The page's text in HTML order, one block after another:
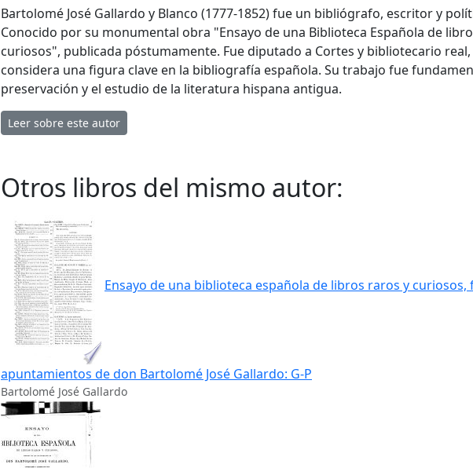
Bartolomé José Gallardo y Blanco (1777-1852) fue un bibliógrafo, escritor y
Conocido por su monumental obra "Ensayo de una Biblioteca Española de
curiosos", publicada póstumamente. Fue diputado a Cortes y bibliotecario real,
considera una figura clave en la bibliografía española. Su trabajo fue
preservación y el estudio de la literatura hispana antigua.
Leer sobre este autor
Otros libros del mismo autor:
Ensayo de una biblioteca española de libros raros y
apuntamientos de don Bartolomé José Gallardo: G-P
Bartolomé José Gallardo